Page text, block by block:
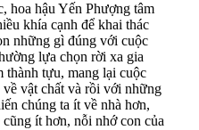
hoa hậu Yến Phượng tâm
khía cạnh để khai thác
những gì đúng với cuộc
lựa chọn rời xa gia
thành tựu, mang lại cuộc
về vật chất và rồi với những
chúng ta ít về nhà hơn,
ít hơn, nỗi nhớ con của